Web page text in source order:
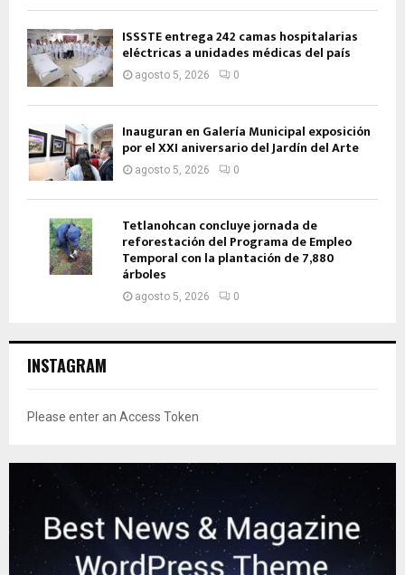
ISSSTE entrega 242 camas hospitalarias
eléctricas a unidades médicas del país
agosto 5, 2026 0
Inauguran en Galería Municipal exposición
por el XXI aniversario del Jardín del Arte
agosto 5, 2026 0
Tetlanohcan concluye jornada de
reforestación del Programa de Empleo
Temporal con la plantación de 7,880
árboles
agosto 5, 2026 0
INSTAGRAM
Please enter an Access Token